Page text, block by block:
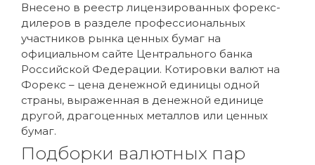
Внесено в реестр лицензированных форекс-
дилеров в разделе профессиональных
участников рынка ценных бумаг на
официальном сайте Центрального банка
Российской Федерации. Котировки валют на
Форекс – цена денежной единицы одной
страны, выраженная в денежной единице
другой, драгоценных металлов или ценных
бумаг.
Подборки валютных пар